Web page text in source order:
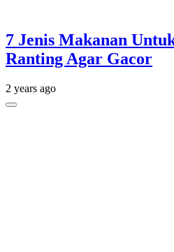
7 Jenis Makanan
Ranting Agar Gacor
2 years ago